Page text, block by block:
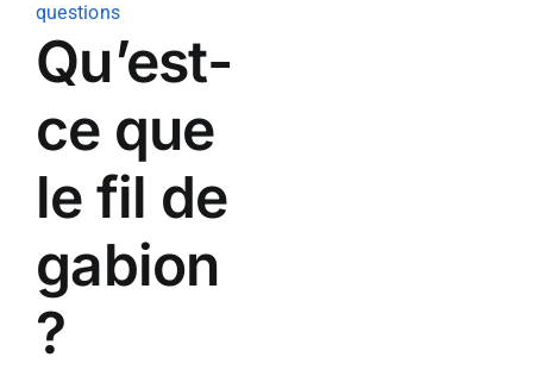
questions
Qu’est-
ce que
le fil de
gabion
?